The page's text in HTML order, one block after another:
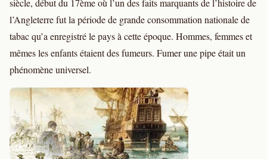
siècle, début du 17ème où l’un des faits marquants de l’histoire de
l’Angleterre fut la période de grande consommation nationale de
tabac qu’a enregistré le pays à cette époque. Hommes, femmes et
mêmes les enfants étaient des fumeurs. Fumer une pipe était un
phénomène universel.